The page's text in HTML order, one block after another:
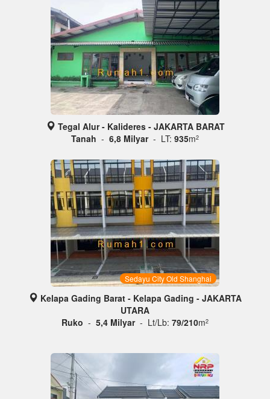
Tegal Alur - Kalideres - JAKARTA BARAT
Tanah - 6,8 Milyar - LT: 935m2
Sedayu City Old Shanghai
Kelapa Gading Barat - Kelapa Gading - JAKARTA
UTARA
Ruko - 5,4 Milyar - Lt/Lb: 79/210m2